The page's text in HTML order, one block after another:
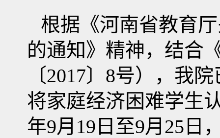
根据《河南省教育
的通知》精神，结合
〔2017〕 8号），我
将家庭经济困难学生
年9月 19 日至9月 25 日